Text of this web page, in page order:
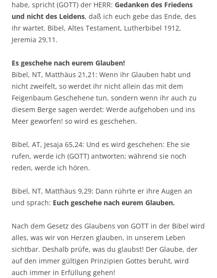
habe, spricht (GOTT) der HERR: Gedanken des Friedens
und nicht des Leidens, daß ich euch gebe das Ende, des
ihr wartet. Bibel, Altes Testament, Lutherbibel 1912,
Jeremia 29,11.
Es geschehe nach eurem Glauben!
Bibel, NT, Matthäus 21,21: Wenn ihr Glauben habt und
nicht zweifelt, so werdet ihr nicht allein das mit dem
Feigenbaum Geschehene tun, sondern wenn ihr auch zu
diesem Berge sagen werdet: Werde aufgehoben und ins
Meer geworfen! so wird es geschehen.
Bibel, AT, Jesaja 65,24: Und es wird geschehen: Ehe sie
rufen, werde ich (GOTT) antworten; während sie noch
reden, werde ich hören.
Bibel, NT, Matthäus 9,29: Dann rührte er ihre Augen an
und sprach: Euch geschehe nach eurem Glauben.
Nach dem Gesetz des Glaubens von GOTT in der Bibel wird
alles, was wir von Herzen glauben, in unserem Leben
sichtbar. Deshalb prüfe, was du glaubst! Der Glaube, der
auf den immer gültigen Prinzipien Gottes beruht, wird
auch immer in Erfüllung gehen!